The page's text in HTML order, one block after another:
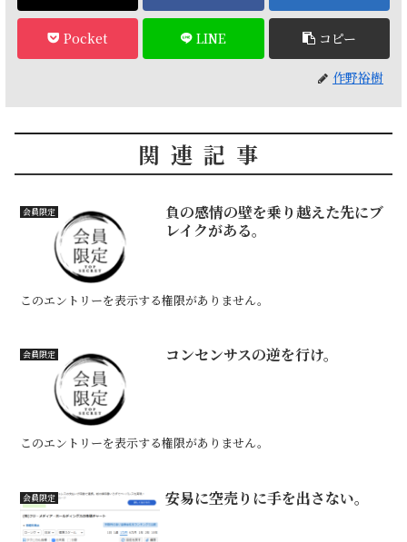
Pocket LINE コピー
作野裕樹
関連記事
会員限定
負の感情の壁を乗り越えた先にブ
レイクがある。
このエントリーを表示する権限がありません。
会員限定 コンセンサスの逆を行け。
このエントリーを表示する権限がありません。
会員限定 安易に空売りに手を出さない。